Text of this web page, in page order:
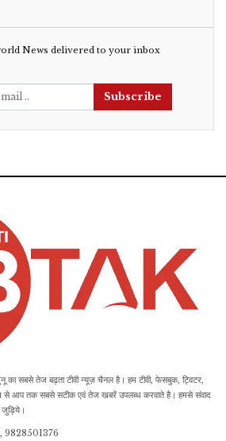
News delivered to your inbox
Subscribe
सबसे तेज बढ़ता टीवी न्यूज़ चैनल है। हम टीवी, फेसबुक, ट्विटर,
से आप तक सबसे सटीक एवं तेज खबरें उपलब्ध करवाते है। हमसे संवाद
जुड़िये।
9828501376